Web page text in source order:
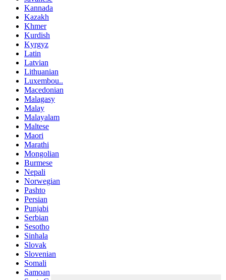
Kannada
Kazakh
Khmer
Kurdish
Kyrgyz
Latin
Latvian
Lithuanian
Luxembou..
Macedonian
Malagasy
Malay
Malayalam
Maltese
Maori
Marathi
Mongolian
Burmese
Nepali
Norwegian
Pashto
Persian
Punjabi
Serbian
Sesotho
Sinhala
Slovak
Slovenian
Somali
Samoan